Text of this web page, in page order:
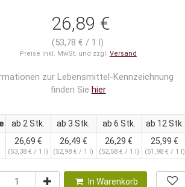
26,89 €
(53,78 € / 1 l)
Preise inkl. MwSt. und zzgl. Versand
zur Lebensmittel-Kennzeichnung
finden Sie hier
ab 2 Stk. ab 3 Stk. ab 6 Stk. ab 12 Stk.
26,69 €
(53,38 € / 1 l)
26,49 €
(52,98 € / 1 l)
26,29 €
(52,58 € / 1 l)
25,99 €
(51,98 € / 1 l)
In Warenkorb